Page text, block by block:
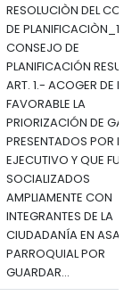
RESOLUCIÒN DEL
DE
CONSEJO DE
PLANIFICACIÓN
ART. 1.- ACOGER DE
FAVORABLE LA
PRIORIZACIÓN DE
PRESENTADOS POR EL
EJECUTIVO Y QUE
SOCIALIZADOS
AMPLIAMENTE CON
INTEGRANTES DE LA
CIUDADANÍA EN
PARROQUIAL POR
GUARDAR...